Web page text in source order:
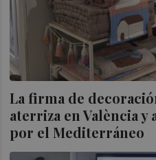
La firma de
aterriza en València y
por el Mediterráneo